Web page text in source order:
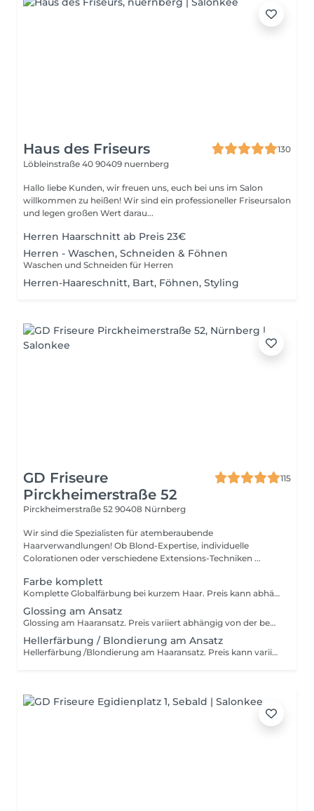
Haus des Friseurs
130
Löbleinstraße 40 90409 nuernberg
Hallo liebe Kunden, wir freuen uns, euch bei uns im Salon
willkommen zu heißen! Wir sind ein professioneller Friseursalon
und legen großen Wert darau...
Herren Haarschnitt ab Preis 23€
Herren - Waschen, Schneiden & Föhnen
Waschen und Schneiden für Herren
Herren-Haareschnitt, Bart, Föhnen, Styling
GD Friseure
Pirckheimerstraße 52
115
Pirckheimerstraße 52 90408 Nürnberg
Wir sind die Spezialisten für atemberaubende
Haarverwandlungen! Ob Blond-Expertise, individuelle
Colorationen oder verschiedene Extensions-Techniken ...
Farbe komplett
Komplette Globalfärbung bei kurzem Haar. Preis kann abhängig der Farbmenge variieren.
Glossing am Ansatz
Glossing am Haaransatz. Preis variiert abhängig von der benutzen Farbmasse
Hellerfärbung / Blondierung am Ansatz
Hellerfärbung /Blondierung am Haaransatz. Preis kann variieren. Föhnen muss extra gebucht werden